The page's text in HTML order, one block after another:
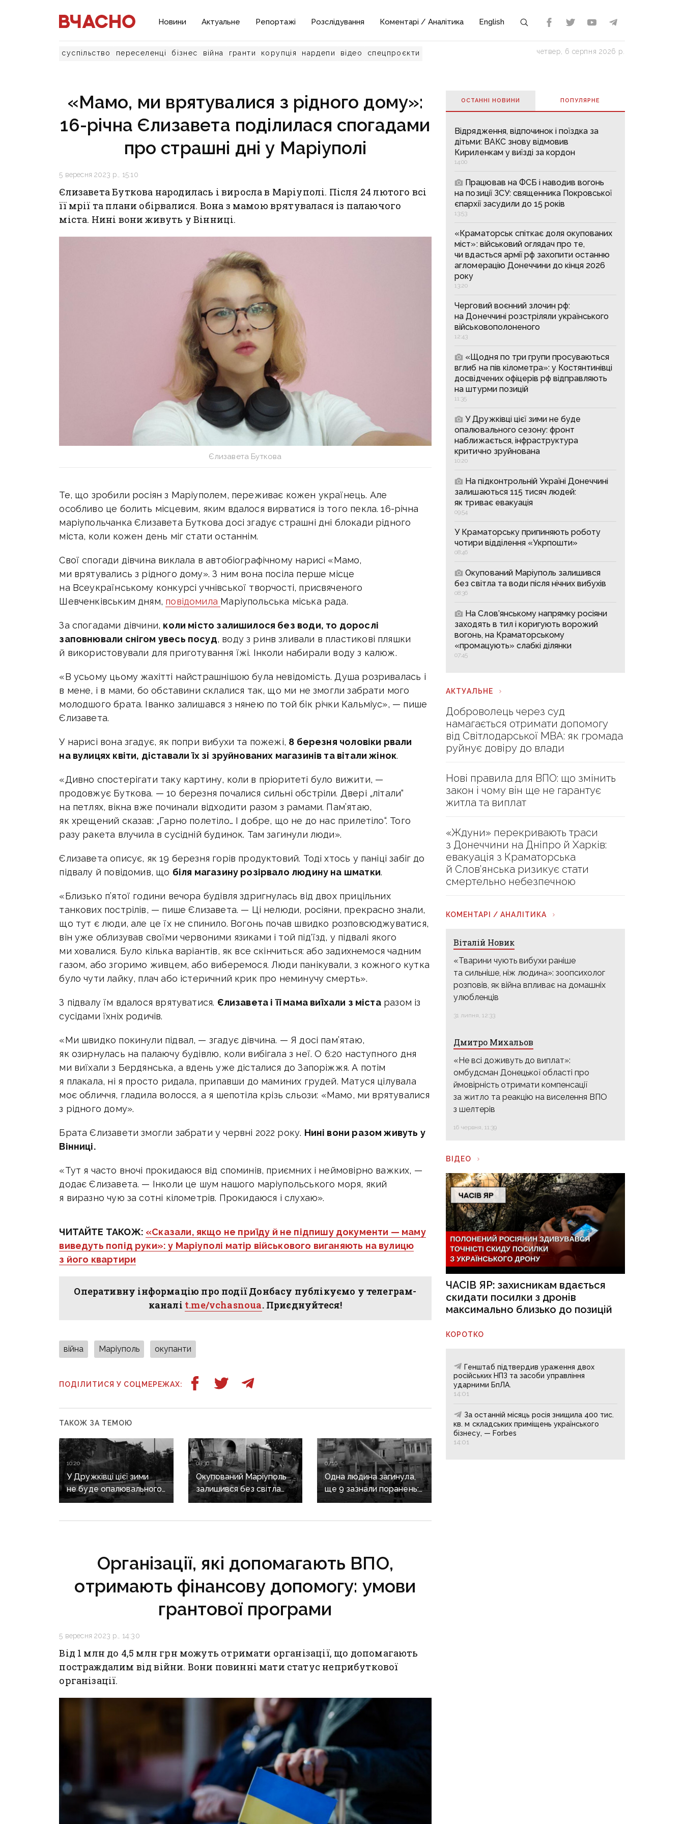
Новини Актуальне Репортажі Розслідування Коментарі / Аналітика English
суспільство переселенці бізнес війна гранти корупція нардепи відео спецпроєкти четвер, 6 серпня 2026 р.
«Мамо, ми врятувалися з рідного дому»:
16-річна Єлизавета поділилася спогадами
про страшні дні у Маріуполі
5 вересня 2023 р., 15:10
Єлизавета Буткова народилась і виросла в Маріуполі. Після 24 лютого всі
її мрії та плани обірвалися. Вона з мамою врятувалася із палаючого
міста. Нині вони живуть у Вінниці.
Єлизавета Буткова
Те, що зробили росіян з Маріуполем, переживає кожен українець. Але
особливо це болить місцевим, яким вдалося вирватися із того пекла. 16-річна
маріупольчанка Єлизавета Буткова досі згадує страшні дні блокади рідного
міста, коли кожен день міг стати останнім.
Свої спогади дівчина виклала в автобіографічному нарисі «Мамо,
ми врятувались з рідного дому». З ним вона посіла перше місце
на Всеукраїнському конкурсі учнівської творчості, присвяченого
Шевченківським дням, повідомила Маріупольська міська рада.
За спогадами дівчини, коли місто залишилося без води, то дорослі
заповнювали снігом увесь посуд, воду з ринв зливали в пластикові пляшки
й використовували для приготування їжі. Інколи набирали воду з калюж.
«В усьому цьому жахітті найстрашнішою була невідомість. Душа розривалась і
в мене, і в мами, бо обставини склалися так, що ми не змогли забрати мого
молодшого брата. Іванко залишався з нянею по той бік річки Кальміус», — пише
Єлизавета.
У нарисі вона згадує, як попри вибухи та пожежі, 8 березня чоловіки рвали
на вулицях квіти, діставали їх зі зруйнованих магазинів та вітали жінок.
«Дивно спостерігати таку картину, коли в пріоритеті було вижити, —
продовжує Буткова. — 10 березня почалися сильні обстріли. Двері „літали“
на петлях, вікна вже починали відходити разом з рамами. Пам’ятаю,
як хрещений сказав: „Гарно полетіло… І добре, що не до нас прилетіло“. Того
разу ракета влучила в сусідній будинок. Там загинули люди».
Єлизавета описує, як 19 березня горів продуктовий. Тоді хтось у паніці забіг до
підвалу й повідомив, що біля магазину розірвало людину на шматки.
«Близько п’ятої години вечора будівля здригнулась від двох прицільних
танкових пострілів, — пише Єлизавета. — Ці нелюди, росіяни, прекрасно знали,
що тут є люди, але це їх не спинило. Вогонь почав швидко розповсюджуватися,
він уже облизував своїми червоними язиками і той під'їзд, у підвалі якого
ми ховалися. Було кілька варіантів, як все скінчиться: або задихнемося чадним
газом, або згоримо живцем, або виберемося. Люди панікували, з кожного кутка
було чути лайку, плач або істеричний крик про неминучу смерть».
З підвалу їм вдалося врятуватися. Єлизавета і її мама виїхали з містаразом із
сусідами їхніх родичів.
«Ми швидко покинули підвал, — згадує дівчина. — Я досі пам’ятаю,
як озирнулась на палаючу будівлю, коли вибігала з неї. О 6:20 наступного дня
ми виїхали з Бердянська, а вдень уже дісталися до Запоріжжя. А потім
я плакала, ні я просто ридала, припавши до маминих грудей. Матуся цілувала
моє обличчя, гладила волосся, а я шепотіла крізь сльози: «Мамо, ми врятувалися
з рідного дому».
Брата Єлизавети змогли забрати у червні 2022 року. Нині вони разом живуть у
Вінниці.
«Тут я часто вночі прокидаюся від споминів, приємних і неймовірно важких, —
додає Єлизавета. — Інколи це шум нашого маріупольського моря, який
я виразно чую за сотні кілометрів. Прокидаюся і слухаю».
ЧИТАЙТЕ ТАКОЖ: «Сказали, якщо не приїду й не підпишу документи — маму
виведуть попід руки»: у Маріуполі матір військового виганяють на вулицю
з його квартири
Оперативну інформацію про події Донбасу публікуємо у телеграм-
каналі t.me/vchasnoua. Приєднуйтеся!
війна Маріуполь окупанти
ПОДІЛИТИСЯ У СОЦМЕРЕЖАХ:
ТАКОЖ ЗА ТЕМОЮ
10:20
У Дружківці цієї зими
не буде опалювального
сезону: фронт
08:36
Окупований Маріуполь
залишився без світла
та води після нічних
07:16
Одна людина загинула,
ще 9 зазнали поранень:
воєнні злочини
Організації, які допомагають ВПО,
отримають фінансову допомогу: умови
грантової програми
5 вересня 2023 р., 14:30
Від 1 млн до 4,5 млн грн можуть отримати організації, що допомагають
постраждалим від війни. Вони повинні мати статус неприбуткової
організації.
ОСТАННІ НОВИНИ ПОПУЛЯРНE
Відрядження, відпочинок і поїздка за
дітьми: ВАКС знову відмовив
Кириленкам у виїзді за кордон
14:00
Працював на ФСБ і наводив вогонь
на позиції ЗСУ: священника Покровської
єпархії засудили до 15 років
13:53
«Краматорськ спіткає доля окупованих
міст»: військовий оглядач про те,
чи вдасться армії рф захопити останню
агломерацію Донеччини до кінця 2026
року
13:20
Черговий воєнний злочин рф:
на Донеччині розстріляли українського
військовополоненого
12:43
«Щодня по три групи просуваються
вглиб на пів кілометра»: у Костянтинівці
досвідчених офіцерів рф відправляють
на штурми позицій
11:35
У Дружківці цієї зими не буде
опалювального сезону: фронт
наближається, інфраструктура
критично зруйнована
10:20
На підконтрольній Україні Донеччині
залишаються 115 тисяч людей:
як триває евакуація
09:54
У Краматорську припиняють роботу
чотири відділення «Укрпошти»
08:46
Окупований Маріуполь залишився
без світла та води після нічних вибухів
08:36
На Слов’янському напрямку росіяни
заходять в тил і коригують ворожий
вогонь, на Краматорському
«промацують» слабкі ділянки
07:45
АКТУАЛЬНЕ
Доброволець через суд
намагається отримати допомогу
від Світлодарської МВА: як громада
руйнує довіру до влади
Нові правила для ВПО: що змінить
закон і чому він ще не гарантує
житла та виплат
«Ждуни» перекривають траси
з Донеччини на Дніпро й Харків:
евакуація з Краматорська
й Слов’янська ризикує стати
смертельно небезпечною
КОМЕНТАРІ / АНАЛІТИКА
Віталій Новик
«Тварини чують вибухи раніше
та сильніше, ніж людина»: зоопсихолог
розповів, як війна впливає на домашніх
улюбленців
31 липня, 12:33
Дмитро Михальов
«Не всі доживуть до виплат»:
омбудсман Донецької області про
ймовірність отримати компенсації
за житло та реакцію на виселення ВПО
з шелтерів
16 червня, 11:39
ВІДЕО
ЧАСІВ ЯР: захисникам вдається
скидати посилки з дронів
максимально близько до позицій
КОРОТКО
Генштаб підтвердив ураження двох
російських НПЗ та засоби управління
ударними БпЛА.
14:01
За останній місяць росія знищила 400 тис.
кв. м складських приміщень українського
бізнесу, — Forbes
14:01